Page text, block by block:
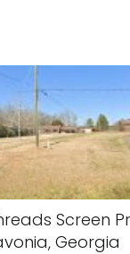
Screen
Georgia